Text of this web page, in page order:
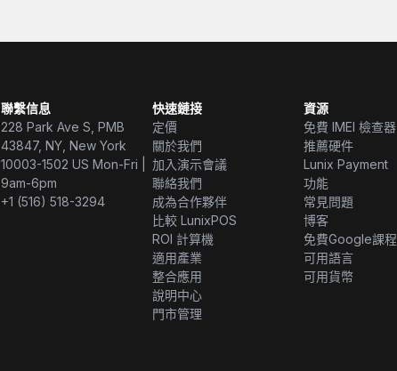
聯繫信息
228 Park Ave S, PMB
43847, NY, New York
10003-1502 US Mon-Fri |
9am-6pm
+1 (516) 518-3294
快速鏈接
定價
關於我們
加入演示會議
聯絡我們
成為合作夥伴
比較 LunixPOS
ROI 計算機
適用產業
整合應用
說明中心
門市管理
資源
免費 IMEI 檢查器
推薦硬件
Lunix Payment
功能
常見問題
博客
免費Google課程
可用語言
可用貨幣